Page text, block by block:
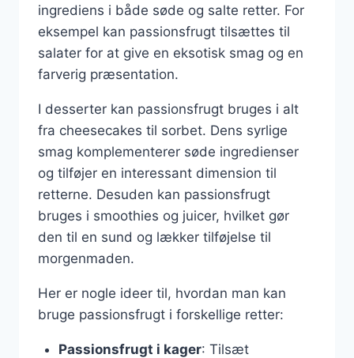
ingrediens i både søde og salte retter. For
eksempel kan passionsfrugt tilsættes til
salater for at give en eksotisk smag og en
farverig præsentation.
I desserter kan passionsfrugt bruges i alt
fra cheesecakes til sorbet. Dens syrlige
smag komplementerer søde ingredienser
og tilføjer en interessant dimension til
retterne. Desuden kan passionsfrugt
bruges i smoothies og juicer, hvilket gør
den til en sund og lækker tilføjelse til
morgenmaden.
Her er nogle ideer til, hvordan man kan
bruge passionsfrugt i forskellige retter:
Passionsfrugt i kager: Tilsæt